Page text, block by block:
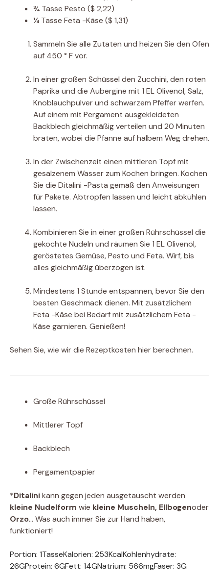
¾ Tasse Pesto ($ 2,22)
¼ Tasse Feta -Käse ($ 1,31)
Sammeln Sie alle Zutaten und heizen Sie den Ofen
auf 450 ° F vor.
In einer großen Schüssel den Zucchini, den roten
Paprika und die Aubergine mit 1 EL Olivenöl, Salz,
Knoblauchpulver und schwarzem Pfeffer werfen.
Auf einem mit Pergament ausgekleideten
Backblech gleichmäßig verteilen und 20 Minuten
braten, wobei die Pfanne auf halbem Weg drehen.
In der Zwischenzeit einen mittleren Topf mit
gesalzenem Wasser zum Kochen bringen. Kochen
Sie die Ditalini -Pasta gemäß den Anweisungen
für Pakete. Abtropfen lassen und leicht abkühlen
lassen.
Kombinieren Sie in einer großen Rührschüssel die
gekochte Nudeln und räumen Sie 1 EL Olivenöl,
geröstetes Gemüse, Pesto und Feta. Wirf, bis
alles gleichmäßig überzogen ist.
Mindestens 1 Stunde entspannen, bevor Sie den
besten Geschmack dienen. Mit zusätzlichem
Feta -Käse bei Bedarf mit zusätzlichem Feta -
Käse garnieren. Genießen!
Sehen Sie, wie wir die Rezeptkosten hier berechnen.
Große Rührschüssel
Mittlerer Topf
Backblech
Pergamentpapier
*Ditalinikann gegen jeden ausgetauscht werden
kleine Nudelform wie kleine Muscheln, Ellbogenoder
Orzo… Was auch immer Sie zur Hand haben,
funktioniert!
Portion: 1TasseKalorien: 253KcalKohlenhydrate:
26GProtein: 6GFett: 14GNatrium: 566mgFaser: 3G